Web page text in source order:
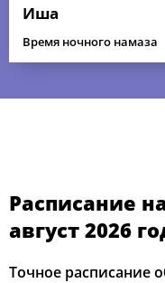
Иша
Время ночного намаза
Расписание
август 2026
Точное расписание